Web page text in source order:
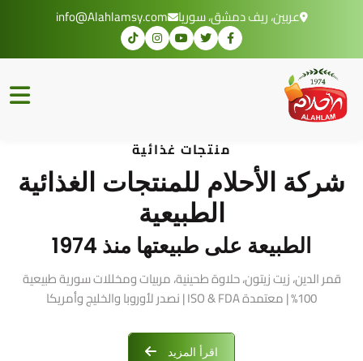
عربين، ريف دمشق، سوريا info@Alahlamsy.com
منتجات غذائية
شركة الأحلام للمنتجات الغذائية
الطبيعية
الطبيعة على طبيعتها منذ 1974
قمر الدين، زيت زيتون، حلاوة طحينية، مربيات ومخللات سورية طبيعية
100% | معتمدة ISO & FDA | نصدر لأوروبا والخليج وأمريكا
اقرأ المزيد